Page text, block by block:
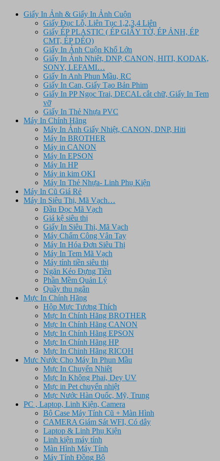
Giấy In Ảnh & Giấy In Ảnh Cuộn
Giấy Đục Lỗ, Liên Tục 1,2,3,4 Liên
Giấy ÉP PLASTIC ( ÉP GIẤY TỜ, ÉP ẢNH, ÉP
CMT, ÉP DẺO)
Giấy In Ảnh Cuộn Khổ Lớn
Giấy In Ảnh Nhiêt, DNP, CANON, HITI, KODAK,
SONY, LEFAMI…
Giấy In Anh Phun Mầu, RC
Giấy In Can, Giấy Tạo Bản Phim
Giấy In PP Ngọc Trai, DECAL cắt chữ, Giấy In Tem
vỡ
Giấy In Thẻ Nhựa PVC
Máy In Chính Hãng
Máy In Ảnh Giấy Nhiệt, CANON, DNP, Hiti
Máy In BROTHER
Máy in CANON
Máy In EPSON
Máy In HP
Máy in kim OKI
Máy In Thẻ Nhựa- Linh Phụ Kiện
Máy In Cũ Giá Rẻ
Máy In Siêu Thị, Mã Vạch…
Đầu Đọc Mã Vạch
Giá kệ siêu thị
Giấy In Siêu Thị, Mã Vạch
Máy Chấm Công Vân Tay
Máy In Hóa Đơn Siêu Thị
Máy In Tem Mã Vạch
Máy tính tiền siêu thị
Ngăn Kéo Đựng Tiền
Phần Mềm Quản Lý
Quầy thu ngân
Mực In Chính Hãng
Hộp Mực Tương Thích
Mực In Chính Hãng BROTHER
Mực In Chính Hãng CANON
Mực In Chính Hãng EPSON
Mực In Chính Hãng HP
Mực In Chinh Hãng RICOH
Mưc Nước Cho Máy In Phun Mầu
Mực In Chuyển Nhiêt
Mực In Không Phai, Dey UV
Mực in Pet chuyển nhiệt
Mực Nước Hàn Quốc, Mỹ, Trung
PC , Laptop, Linh Kiện, Camera
Bộ Case Máy Tính Cũ + Màn Hình
CAMERA Giám Sát WFI, Có dây
Laptop & Linh Phụ Kiện
Linh kiện máy tính
Màn Hình Máy Tính
Máy Tính Đồng Bộ